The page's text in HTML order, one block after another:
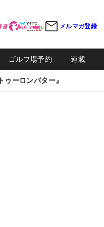
メルマガ登録
ゴルフ場予約 連載
ーロンパター』